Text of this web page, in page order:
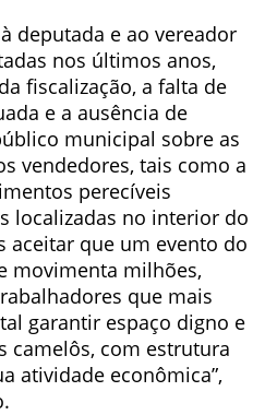
deputada e ao vereador
nos últimos anos,
fiscalização, a falta de
e a ausência de
municipal sobre as
vendedores, tais como a
perecíveis
localizadas no interior do
aceitar que um evento do
movimenta milhões,
que mais
garantir espaço digno e
camelôs, com estrutura
atividade econômica”,